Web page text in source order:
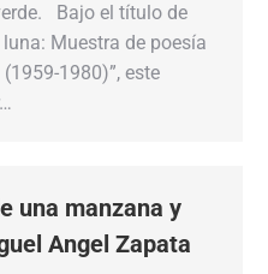
Bajo el título de
Muestra de poesía
1980)”, este
una manzana y
Angel Zapata